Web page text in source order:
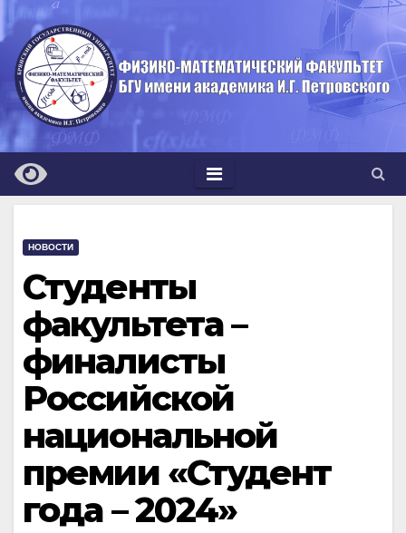
Перейти
к
содержимому
НОВОСТИ
Студенты
факультета –
финалисты
Российской
национальной
премии «Студент
года – 2024»